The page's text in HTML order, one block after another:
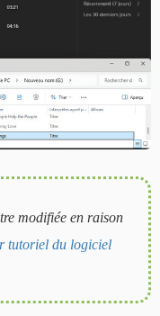
modifiée en raison
tutoriel du logiciel